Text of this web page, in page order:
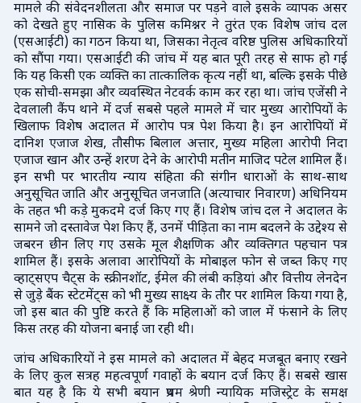
मामले की संवेदनशीलता और समाज पर पड़ने वाले इसके व्यापक असर
को देखते हुए नासिक के पुलिस कमिश्नर ने तुरंत एक विशेष जांच दल
(एसआईटी) का गठन किया था, जिसका नेतृत्व वरिष्ठ पुलिस अधिकारियों
को सौंपा गया। एसआईटी की जांच में यह बात पूरी तरह से साफ हो गई
कि यह किसी एक व्यक्ति का तात्कालिक कृत्य नहीं था, बल्कि इसके पीछे
एक सोची-समझा और व्यवस्थित नेटवर्क काम कर रहा था। जांच एजेंसी ने
देवलाली कैंप थाने में दर्ज सबसे पहले मामले में चार मुख्य आरोपियों के
खिलाफ विशेष अदालत में आरोप पत्र पेश किया है। इन आरोपियों में
दानिश एजाज शेख, तौसीफ बिलाल अत्तार, मुख्य महिला आरोपी निदा
एजाज खान और उन्हें शरण देने के आरोपी मतीन माजिद पटेल शामिल हैं।
इन सभी पर भारतीय न्याय संहिता की संगीन धाराओं के साथ-साथ
अनुसूचित जाति और अनुसूचित जनजाति (अत्याचार निवारण) अधिनियम
के तहत भी कड़े मुकदमे दर्ज किए गए हैं। विशेष जांच दल ने अदालत के
सामने जो दस्तावेज पेश किए हैं, उनमें पीड़िता का नाम बदलने के उद्देश्य से
जबरन छीन लिए गए उसके मूल शैक्षणिक और व्यक्तिगत पहचान पत्र
शामिल हैं। इसके अलावा आरोपियों के मोबाइल फोन से जब्त किए गए
व्हाट्सएप चैट्स के स्क्रीनशॉट, ईमेल की लंबी कड़ियां और वित्तीय लेनदेन
से जुड़े बैंक स्टेटमेंट्स को भी मुख्य साक्ष्य के तौर पर शामिल किया गया है,
जो इस बात की पुष्टि करते हैं कि महिलाओं को जाल में फंसाने के लिए
किस तरह की योजना बनाई जा रही थी।
जांच अधिकारियों ने इस मामले को अदालत में बेहद मजबूत बनाए रखने
के लिए कुल सत्रह महत्वपूर्ण गवाहों के बयान दर्ज किए हैं। सबसे खास
बात यह है कि ये सभी बयान प्रथम श्रेणी न्यायिक मजिस्ट्रेट के समक्ष